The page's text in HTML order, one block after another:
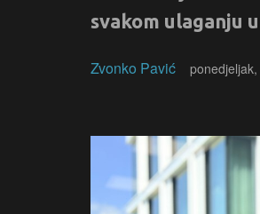
svakom ulaganju
Zvonko Pavić